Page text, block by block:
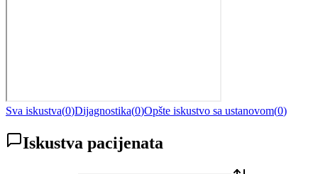
Sva iskustva(0)Dijagnostika(0)Opšte iskustvo sa ustanovom(0)
Iskustva pacijenata